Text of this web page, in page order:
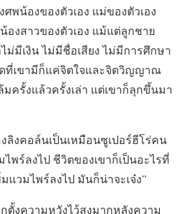
ศพน้องของตัวเอง แม่ของตัวเอง
องสาวของตัวเอง แม้แต่ลูกชาย
ม่มีเงิน ไม่มีชื่อเสียง ไม่มีการศึกษา
ที่เขามีก็แค่จิตใจและจิตวิญญาณ
ครั้งแล้วครั้งเล่า แต่เขาก็ลุกขึ้นมา
งคอล์นเป็นเหมือนซูเปอร์ฮีโร่คน
ไพร์ลงไป ชีวิตของเขาก็เป็นอะไรที่
แวมไพร์ลงไป มันก็น่าจะเจ๋ง”
ตั้งความหวังไว้สูงมากหลังความ